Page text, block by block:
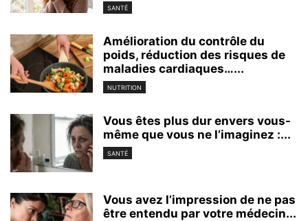
SANTÉ
Amélioration du contrôle du
poids, réduction des risques de
maladies cardiaques…...
NUTRITION
Vous êtes plus dur envers vous-
même que vous ne l’imaginez :...
SANTÉ
Vous avez l’impression de ne pas
être entendu par votre médecin...